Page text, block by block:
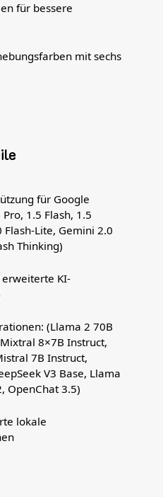
für bessere
mit sechs
für Google
1.5 Flash, 1.5
Flash-Lite, Gemini 2.0
Thinking)
KI-
(Llama 2 70B
8×7B Instruct,
7B Instruct,
V3 Base, Llama
OpenChat 3.5)
lokale